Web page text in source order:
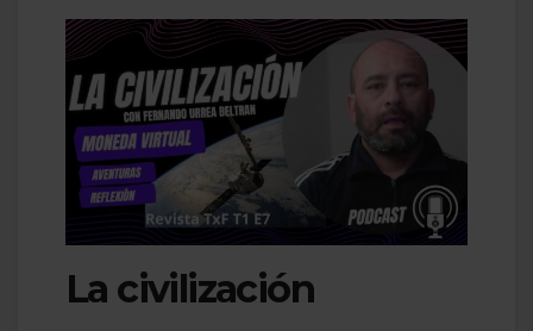
La civilización